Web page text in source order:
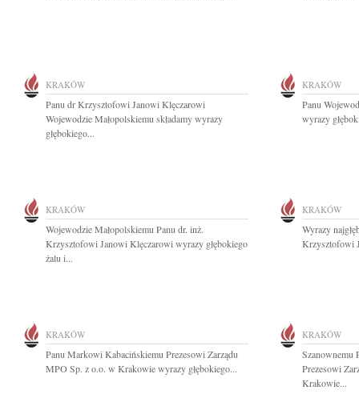
KRAKÓW
Panu dr Krzysztofowi Janowi Klęczarowi
Wojewodzie Małopolskiemu składamy wyrazy
głębokiego...
KRAKÓW
Panu
wyrazy
KRAKÓW
Wojewodzie Małopolskiemu Panu dr. inż.
Krzysztofowi Janowi Klęczarowi wyrazy głębokiego
żalu i...
KRAKÓW
Wyrazy
Krzysztofowi
KRAKÓW
Panu Markowi Kabacińskiemu Prezesowi Zarządu
MPO Sp. z o.o. w Krakowie wyrazy głębokiego...
KRAKÓW
Szanownemu
Prezesowi
Krakowie...